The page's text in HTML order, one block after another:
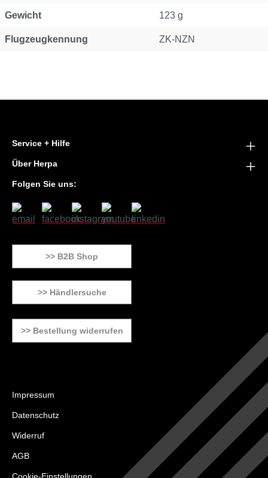
Gewicht 123 g
Flugzeugkennung ZK-NZN
Service + Hilfe
Über Herpa
Folgen Sie uns:
>> B2B Shop
>> Händlersuche
>> Bestellung widerrufen
Impressum
Datenschutz
Widerruf
AGB